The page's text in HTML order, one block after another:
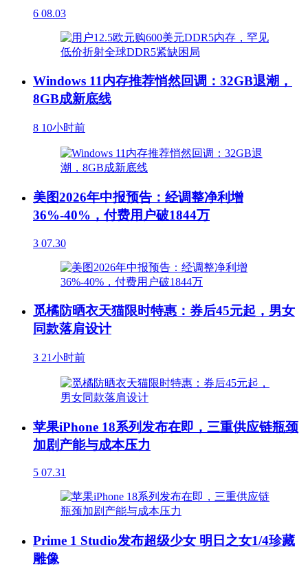
6 08.03
Windows 11内存推荐悄然回调：32GB退潮，
8GB成新底线
8 10小时前
美图2026年中报预告：经调整净利增
36%-40%，付费用户破1844万
3 07.30
觅橘防晒衣天猫限时特惠：券后45元起，男女
同款落肩设计
3 21小时前
苹果iPhone 18系列发布在即，三重供应链瓶颈
加剧产能与成本压力
5 07.31
Prime 1 Studio发布超级少女 明日之女1/4珍藏
雕像